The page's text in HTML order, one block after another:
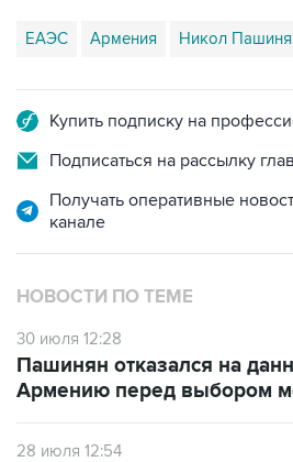
ЕАЭС Армения Никол
Купить подписку на
Подписаться на рассылку
Получать оперативные
канале
НОВОСТИ ПО ТЕМЕ
30 июля 12:28
Пашинян отказался на
Армению перед выбором
28 июля 12:54